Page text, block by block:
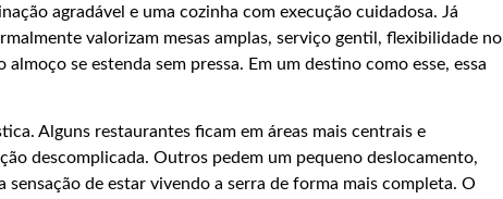
agradável e uma cozinha com execução cuidadosa. Já
valorizam mesas amplas, serviço gentil, flexibilidade no
se estenda sem pressa. Em um destino como esse, essa
Alguns restaurantes ficam em áreas mais centrais e
descomplicada. Outros pedem um pequeno deslocamento,
sensação de estar vivendo a serra de forma mais completa. O